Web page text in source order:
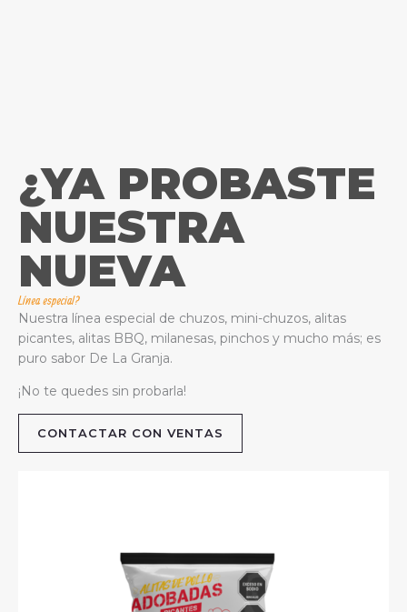
¿YA PROBASTE
NUESTRA
NUEVA
Línea especial?
Nuestra línea especial de chuzos, mini-chuzos, alitas
picantes, alitas BBQ, milanesas, pinchos y mucho más; es
puro sabor De La Granja.
¡No te quedes sin probarla!
CONTACTAR CON VENTAS